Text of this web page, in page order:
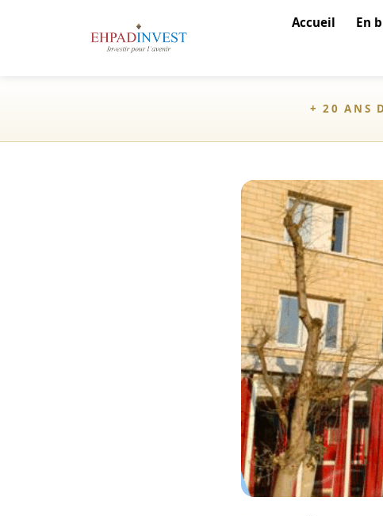
Accueil En
+ 20 ANS